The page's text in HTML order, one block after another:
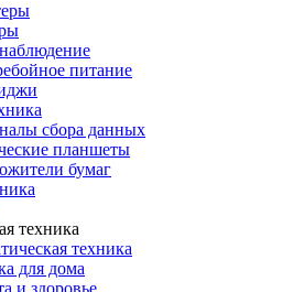
питание
сбора данных
планшеты
бумаг
техника
техника
для дома
и здоровье